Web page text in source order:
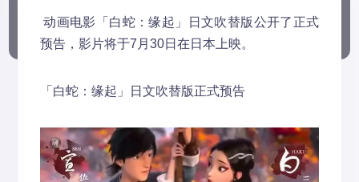
动画电影「白蛇：缘起」日文吹替版公开了正式
预告，影片将于7月30日在日本上映。
「白蛇：缘起」日文吹替版正式预告